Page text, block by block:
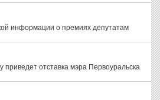
информации о премиях депутатам
приведет отставка мэра Первоуральска